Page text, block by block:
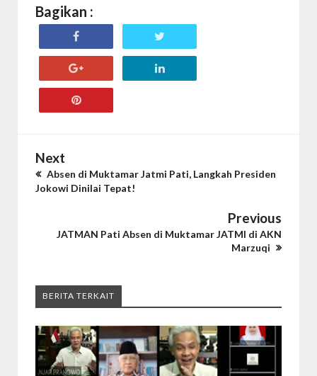
Bagikan :
Next
Absen di Muktamar Jatmi Pati, Langkah Presiden
Jokowi Dinilai Tepat!
Previous
JATMAN Pati Absen di Muktamar JATMI di AKN
Marzuqi
BERITA TERKAIT